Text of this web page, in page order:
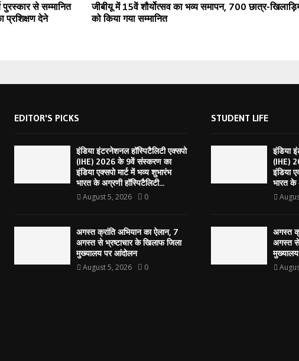
से सम्मानित
प्रशिक्षण देने
जीबीयू में 15वें शौर्योत्सव का भव्य समापन, 700 छात्र-
को किया गया सम्मानित
EDITOR'S PICKS
इंडिया इंटरनेशनल हॉस्पिटैलिटी एक्सपो
(IHE) 2026 के 9वें संस्करण का
इंडिया एक्सपो मार्ट में भव्य शुभारंभ
भारत के अग्रणी हॉस्पिटैलिटी...
August 5, 2026 0
अगस्त क्रांति अभियान का ऐलान, 7
अगस्त से भ्रष्टाचार के खिलाफ जिला
मुख्यालय पर आंदोलन
August 5, 2026 0
STUDENT LIFE
इंडिया
(IHE)
इंडिया
भारत के
अगस्त
अगस्त से